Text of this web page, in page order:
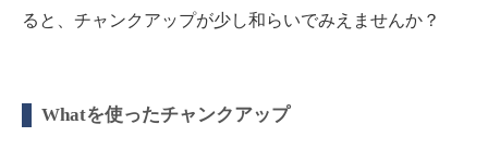
ると、チャンクアップが少し和らいでみえませんか？
Whatを使ったチャンクアップ